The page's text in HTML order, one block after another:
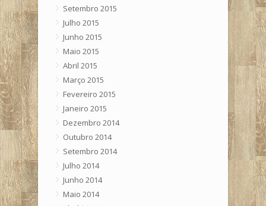
Setembro 2015
Julho 2015
Junho 2015
Maio 2015
Abril 2015
Março 2015
Fevereiro 2015
Janeiro 2015
Dezembro 2014
Outubro 2014
Setembro 2014
Julho 2014
Junho 2014
Maio 2014